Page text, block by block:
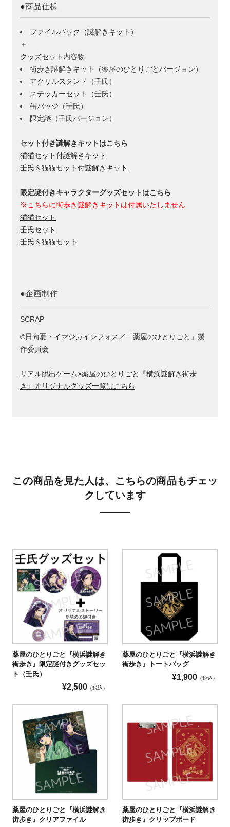
●商品仕様
ファイルバッグ（謎解きキット）
＋
グッズセット内容物
街歩き謎解きキット（薬屋のひとりごとバージョン）
アクリルスタンド（壬氏）
ステッカーセット（壬氏）
缶バッジ（壬氏）
限定謎（壬氏バージョン）
セット付き謎解きキットはこちら
猫猫セット付謎解きキット
壬氏＆猫猫セット付謎解きキット
限定謎付きキャラクターグッズセットはこちら
※こちらに街歩き謎解きキットは付属いたしません
猫猫セット
壬氏セット
壬氏＆猫猫セット
●企画制作
SCRAP
©日向夏・イマジカインフォス／「薬屋のひとりごと」製
作委員会
リアル脱出ゲーム×薬屋のひとりごと『横浜謎解き街歩
き』オリジナルグッズ一覧はこちら
この商品を見た人は、こちらの商品もチェッ
クしています
薬屋のひとりごと『横浜謎解き
街歩き』限定謎付きグッズセッ
ト（壬氏）
¥2,500 （税込）
薬屋のひとりごと『横浜謎解き
街歩き』トートバッグ
¥1,900 （税込）
薬屋のひとりごと『横浜謎解き
街歩き』クリアファイル
薬屋のひとりごと『横浜謎解き
街歩き』クリップボード